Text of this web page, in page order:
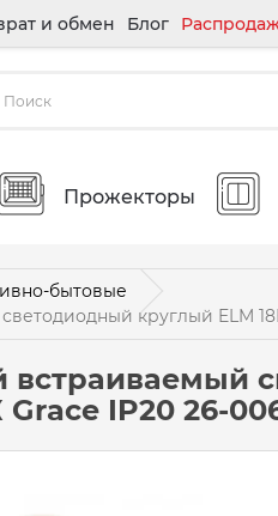
и обмен Блог
Прожекторы
бытовые
круглый ELM
встраиваемый
IP20 26-